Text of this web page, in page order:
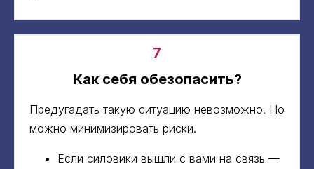
7
Как себя обезопасить?
Предугадать такую ситуацию невозможно. Но
можно минимизировать риски.
Если силовики вышли с вами на связь —